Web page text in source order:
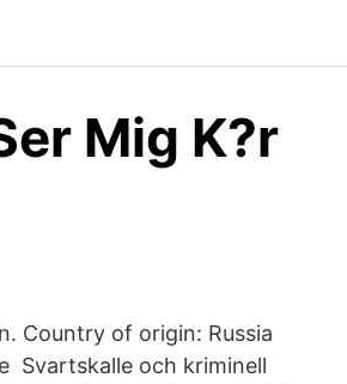
Mig K?r
Country of origin: Russia
Svartskalle och kriminell